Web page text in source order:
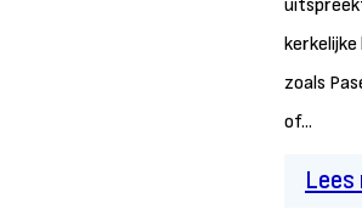
zoals
of...
Lees